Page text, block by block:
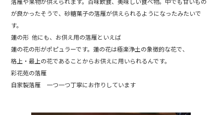
が良かったそうで、砂糖菓子の落雁が供えられるようになったみたいで
す。
蓮の形 他にも、お供え用の落雁といえば
蓮の花の形がポピュラーです。蓮の花は極楽浄土の象徴的な花で、
格上・最上の花であることからお供えに用いられるんです。
彩花苑の落雁
自家製落雁 一つ一つ丁寧にお作りしています